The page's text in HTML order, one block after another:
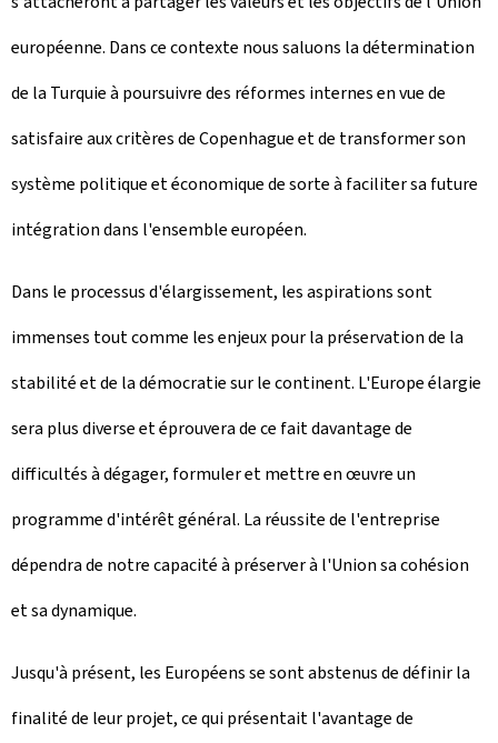
européenne. Dans ce contexte nous saluons la détermination
de la Turquie à poursuivre des réformes internes en vue de
satisfaire aux critères de Copenhague et de transformer son
système politique et économique de sorte à faciliter sa future
intégration dans l'ensemble européen.
Dans le processus d'élargissement, les aspirations sont
immenses tout comme les enjeux pour la préservation de la
stabilité et de la démocratie sur le continent. L'Europe élargie
sera plus diverse et éprouvera de ce fait davantage de
difficultés à dégager, formuler et mettre en œuvre un
programme d'intérêt général. La réussite de l'entreprise
dépendra de notre capacité à préserver à l'Union sa cohésion
et sa dynamique.
Jusqu'à présent, les Européens se sont abstenus de définir la
finalité de leur projet, ce qui présentait l'avantage de